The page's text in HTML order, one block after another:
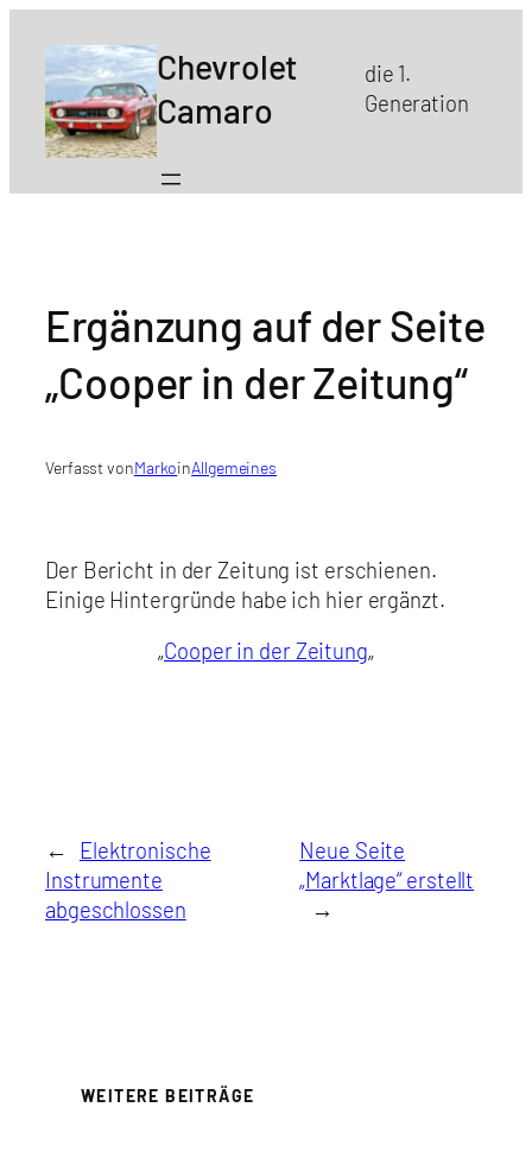
Inhalt
springen
Chevrolet
Camaro
die 1.
Generation
Ergänzung auf der Seite
„Cooper in der Zeitung“
Verfasst vonMarkoinAllgemeines
Der Bericht in der Zeitung ist erschienen.
Einige Hintergründe habe ich hier ergänzt.
„Cooper in der Zeitung„
←
Elektronische
Instrumente
abgeschlossen
Neue Seite
„Marktlage“ erstellt
→
WEITERE BEITRÄGE